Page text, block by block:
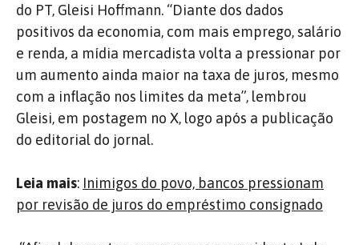
do PT, Gleisi Hoffmann. “Diante dos dados
positivos da economia, com mais emprego, salário
e renda, a mídia mercadista volta a pressionar por
um aumento ainda maior na taxa de juros, mesmo
com a inflação nos limites da meta”, lembrou
Gleisi, em postagem no X, logo após a publicação
do editorial do jornal.
Leia mais: Inimigos do povo, bancos pressionam
por revisão de juros do empréstimo consignado